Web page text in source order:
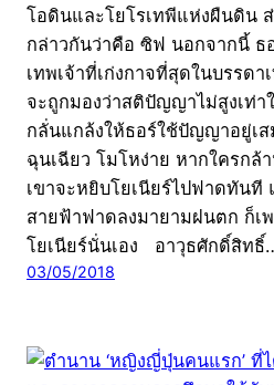
โอดินและโยโรเทพีแห่งผืนดิน
กล่าวกันว่าคือ ซิฟ นอกจากนี้ ธ
เทพเจ้าที่เก่งกาจที่สุดในบรรด
จะถูกมองว่าสติปัญญาไม่สูงเท่
กลั่นแกล้งให้ธอร์ใช้ปัญญาอยู่เ
ฉุนเฉียว โมโหง่าย หากใครกล้
เขาจะหยิบโยเนียร์ไปฟาดทันที
สายฟ้าฟาดลงมายามฝนตก ก็เ
โยเนียร์นั่นเอง อาวุธศักดิ์สิทธิ์
03/05/2018